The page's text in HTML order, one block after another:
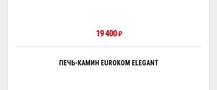
19 400₽
ПЕЧЬ-КАМИН EUROKOM ELEGANT